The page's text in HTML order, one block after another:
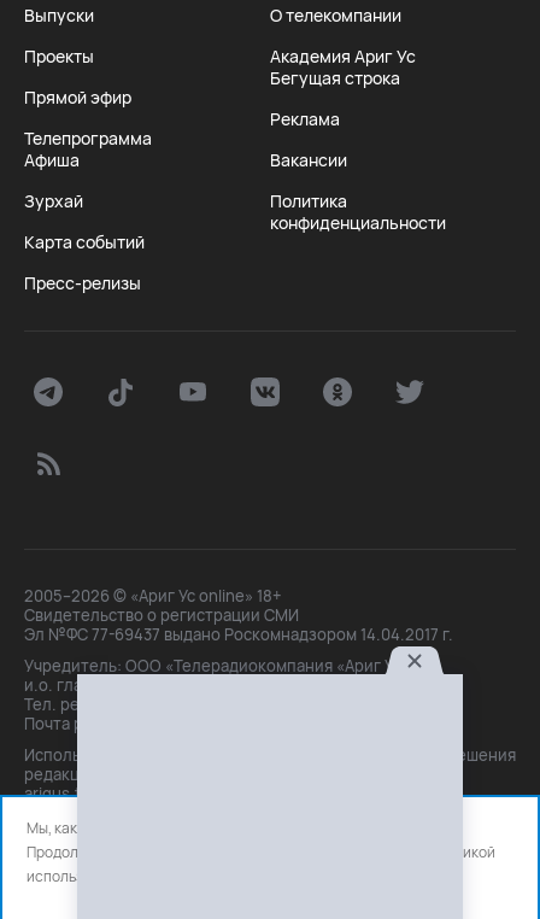
Выпуски
Проекты
Прямой эфир
Телепрограмма
Афиша
Зурхай
Карта событий
Пресс-релизы
О телекомпании
Академия Ариг Ус
Бегущая строка
Реклама
Вакансии
Политика
конфиденциальности
2005–2026 © «Ариг Ус online» 18+
Свидетельство о регистрации СМИ
Эл №ФС 77-69437 выдано Роскомнадзором 14.04.2017 г.
Учредитель: ООО «Телерадиокомпания «Ариг Ус»,
и.о. главного редактора: Маханова О.Б.
Тел. peдakции: +7(3012)21-30-14,
Почта peдakции: editor@arigus.tv
Использование материалов только с письменного разрешения
редакции. При цитировании прямая активная ссылка на
arigus.tv обязательна.
Мы, как и все используем файлы cookie и сервисы аналитики.
Продолжая использовать сайт, вы соглашаетесь с нашей
политикой
использования